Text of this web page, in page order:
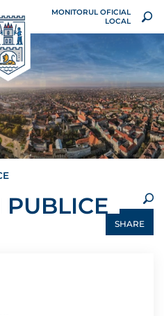
MONITORUL OFICIAL
LOCAL
×
PUBLICE
SHARE